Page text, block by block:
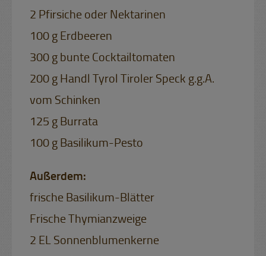
2 Pfirsiche oder Nektarinen
100 g Erdbeeren
300 g bunte Cocktailtomaten
200 g Handl Tyrol Tiroler Speck g.g.A.
vom Schinken
125 g Burrata
100 g Basilikum-Pesto
Außerdem:
frische Basilikum-Blätter
Frische Thymianzweige
2 EL Sonnenblumenkerne